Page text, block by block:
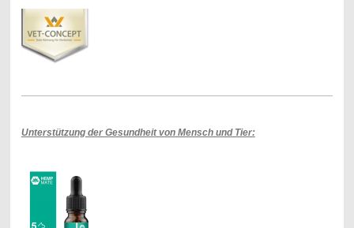
Unterstützung der Gesundheit von Mensch und Tier: